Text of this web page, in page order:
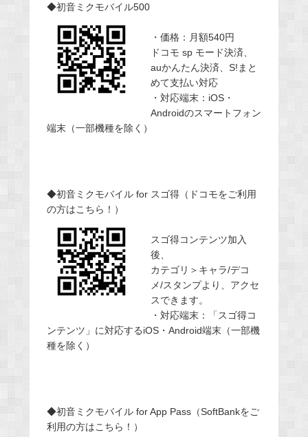
◆初音ミクモバイル500
・価格：月額540円
ドコモ sp モード決済、
auかんたん決済、S!まと
めて支払い対応
・対応端末：iOS・
Androidのスマートフォン
端末（一部機種を除く）
◆初音ミクモバイル for スゴ得（ドコモをご利用
の方はこちら！）
スゴ得コンテンツ加入
後、
カテゴリ＞キャラ/デコ
メ/スタンプより、アクセ
スできます。
・対応端末：「スゴ得コ
ンテンツ」に対応するiOS・Android端末（一部機
種を除く）
◆初音ミクモバイル for App Pass（SoftBankをご
利用の方はこちら！）